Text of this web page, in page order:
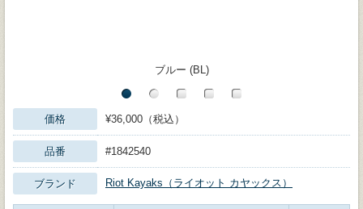
ブルー (BL)
価格 ¥36,000（税込）
品番 #1842540
ブランド Riot Kayaks（ライオット カヤックス）